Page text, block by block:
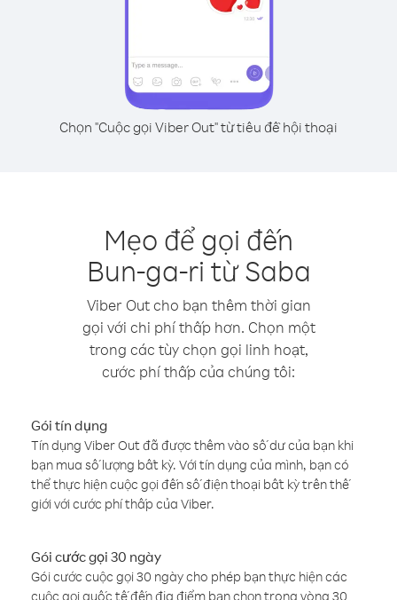
Chọn "Cuộc gọi Viber Out" từ tiêu đề hội thoại
Mẹo để gọi đến
Bun-ga-ri từ Saba
Viber Out cho bạn thêm thời gian
gọi với chi phí thấp hơn. Chọn một
trong các tùy chọn gọi linh hoạt,
cước phí thấp của chúng tôi:
Gói tín dụng
Tín dụng Viber Out đã được thêm vào số dư của bạn khi
bạn mua số lượng bất kỳ. Với tín dụng của mình, bạn có
thể thực hiện cuộc gọi đến số điện thoại bất kỳ trên thế
giới với cước phí thấp của Viber.
Gói cước gọi 30 ngày
Gói cước cuộc gọi 30 ngày cho phép bạn thực hiện các
cuộc gọi quốc tế đến địa điểm bạn chọn trong vòng 30